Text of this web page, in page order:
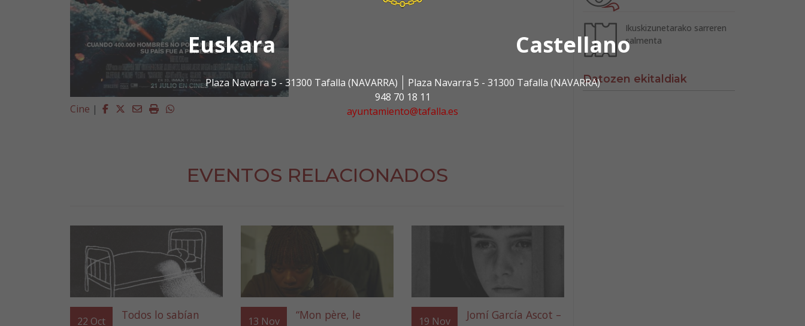
Euskara Castellano
Plaza Navarra 5 - 31300 Tafalla (NAVARRA)
Plaza Navarra 5 - 31300 Tafalla (NAVARRA)
948 70 18 11
ayuntamiento@tafalla.es
Cine | Facebook
Twitter
EmailImprimirWhatsapp
EVENTOS RELACIONADOS
22 Oct
Todos lo sabían
13 Nov
“Mon père, le
19 Nov
Jomí García Ascot –
Ikuskizunetarako sarreren
salmenta
Datozen ekitaldiak